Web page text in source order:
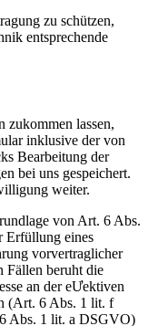
zu schützen,
entsprechende
zukommen lassen,
inklusive der von
Bearbeitung der
bei uns gespeichert.
weiter.
von Art. 6 Abs.
Erfüllung eines
vorvertraglicher
Fällen beruht die
an der eƯektiven
(Art. 6 Abs. 1 lit. f
Abs. 1 lit. a DSGVO)